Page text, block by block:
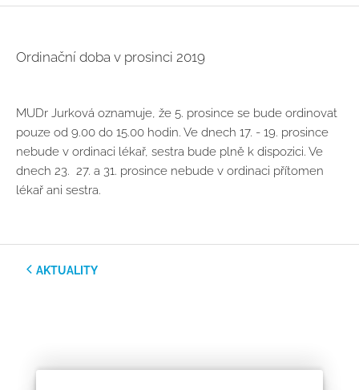
Ordinační doba v prosinci 2019
MUDr Jurková oznamuje, že 5. prosince se bude ordinovat
pouze od 9.00 do 15.00 hodin. Ve dnech 17. - 19. prosince
nebude v ordinaci lékař, sestra bude plně k dispozici. Ve
dnech 23. 27. a 31. prosince nebude v ordinaci přítomen
lékař ani sestra.
AKTUALITY